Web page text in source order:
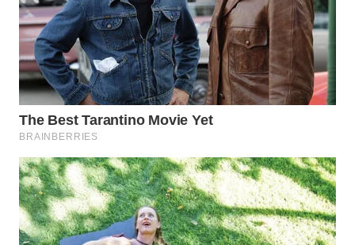
WN
MALUKU
WN
MALUT
WN
WN
DANAU
TOBA